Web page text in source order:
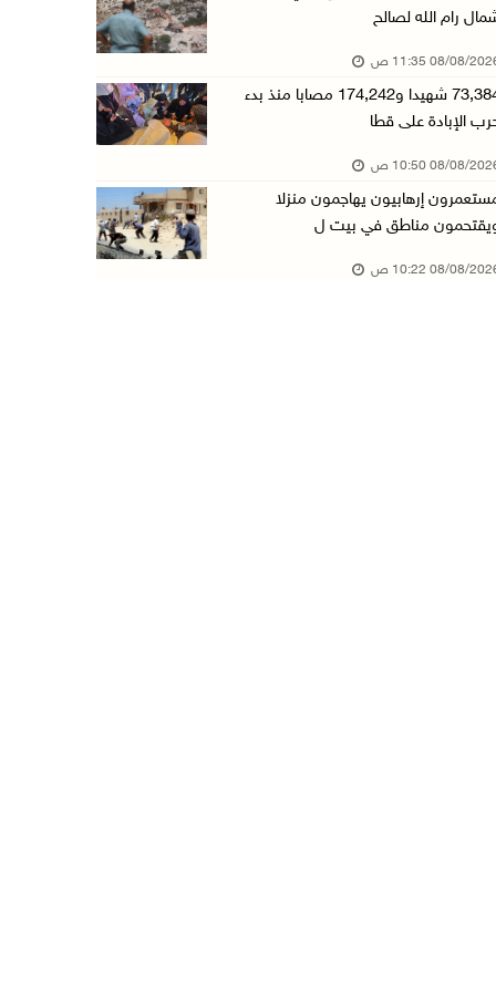
تقرير: خطاب الكراهية والتحريض يتصاعد في أوساط ...
الاحتلال ينصب حاجزا عسكريا في نعلين غرب رام ا ...
08/آب/2026 09:09 ص
رام الله لصالح
08/2026 11:35 ص
73,384 شهيدا و174,242 مصابا منذ بدء
الإبادة على قطا
08/2026 10:50 ص
إرهابيون يهاجمون منزلا
مناطق في بيت ل
08/2026 10:22 ص